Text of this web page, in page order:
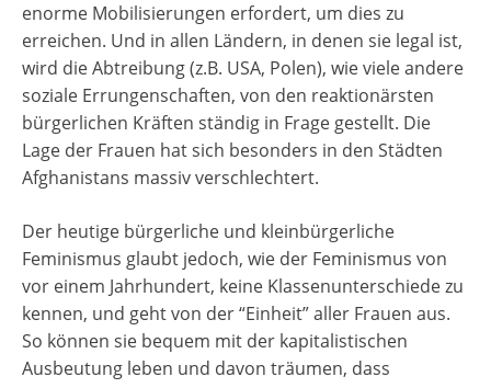
enorme Mobilisierungen erfordert, um dies zu
erreichen. Und in allen Ländern, in denen sie legal ist,
wird die Abtreibung (z.B. USA, Polen), wie viele andere
soziale Errungenschaften, von den reaktionärsten
bürgerlichen Kräften ständig in Frage gestellt. Die
Lage der Frauen hat sich besonders in den Städten
Afghanistans massiv verschlechtert.
Der heutige bürgerliche und kleinbürgerliche
Feminismus glaubt jedoch, wie der Feminismus von
vor einem Jahrhundert, keine Klassenunterschiede zu
kennen, und geht von der “Einheit” aller Frauen aus.
So können sie bequem mit der kapitalistischen
Ausbeutung leben und davon träumen, dass